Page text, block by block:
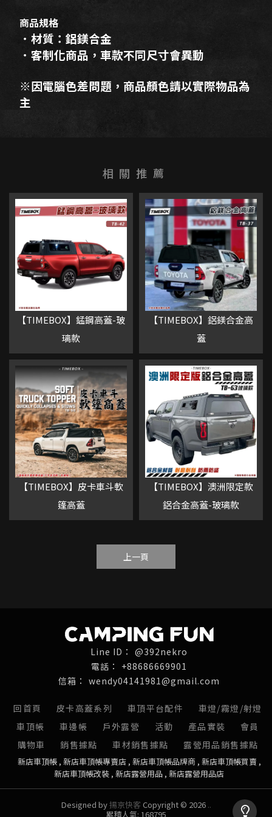
商品規格
．材質：鋁鎂合金
．客制化商品，車款不同尺寸會異動
※因電腦色差問題，商品顏色請以實際物品為
主
【TIMEBOX】錳鋼高蓋-玻
璃款
【TIMEBOX】鋁鎂合金高
蓋
【TIMEBOX】皮卡車斗軟
篷高蓋
【TIMEBOX】澳洲限定款
鋁合金高蓋-玻璃款
上一頁
@392nekro
+88686669901
wendy04141981@gmail.com
回首頁 皮卡高蓋系列 車頂平台配件
車燈/霧燈/射燈
車頂帳
車邊帳 戶外露營 活動 產品實裝
會員
購物車
銷售據點 車材銷售據點 露營用品銷售據點
新店車頂帳 新店車頂帳專賣店 新店車頂帳品牌商 新店車頂帳買賣
新店車頂帳改裝 新店露營用品 新店露營用品店
Designed by揚京快客 Copyright © 2026 ..
累積人氣: 168795